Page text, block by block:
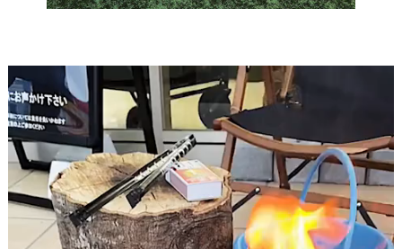
動
画
プ
レ
ー
ヤ